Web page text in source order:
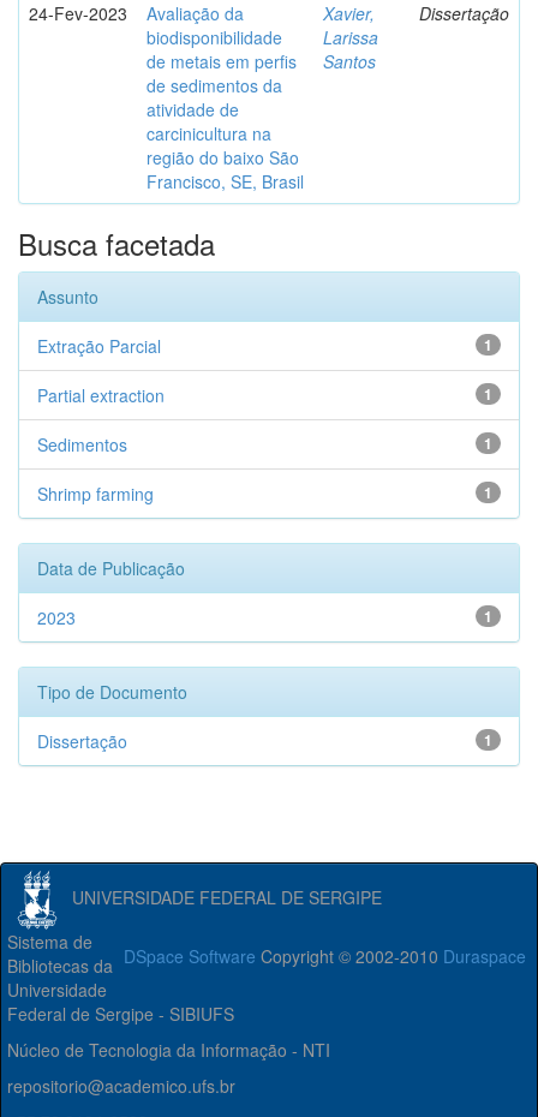
24-Fev-2023
Avaliação da
biodisponibilidade
de metais em perfis
de sedimentos da
atividade de
carcinicultura na
região do baixo São
Francisco, SE, Brasil
Xavier,
Larissa
Santos
Dissertação
Busca facetada
Assunto
1
Extração Parcial
1
Partial extraction
1
Sedimentos
1
Shrimp farming
Data de Publicação
1
2023
Tipo de Documento
1
Dissertação
UNIVERSIDADE FEDERAL DE SERGIPE
DSpace Software Copyright © 2002-2010 Duraspace
Sistema de
Bibliotecas da
Universidade
Federal de Sergipe - SIBIUFS
Núcleo de Tecnologia da Informação - NTI
repositorio@academico.ufs.br